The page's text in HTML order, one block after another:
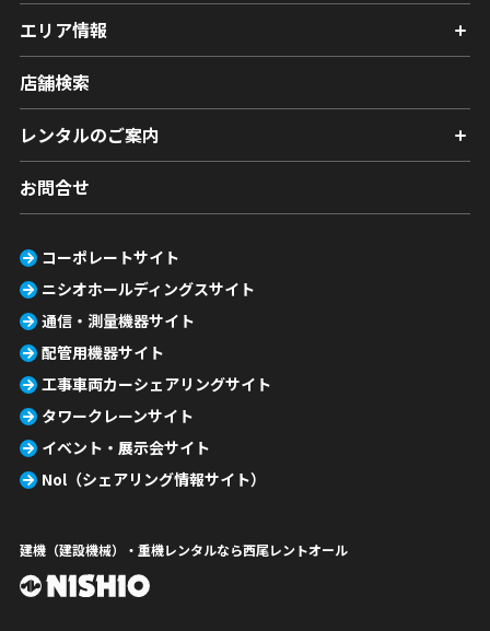
エリア情報
店舗検索
レンタルのご案内
お問合せ
コーポレートサイト
ニシオホールディングスサイト
通信・測量機器サイト
配管用機器サイト
工事車両カーシェアリングサイト
タワークレーンサイト
イベント・展示会サイト
Nol（シェアリング情報サイト）
建機（建設機械）・重機レンタルなら西尾レントオール